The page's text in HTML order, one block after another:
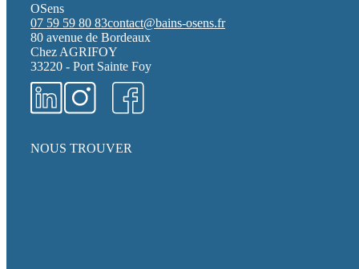
NOUS TROUVER
OSens
07 59 59 80 83contact@bains-osens.fr
80 avenue de Bordeaux
Chez AGRIFOY
33220 - Port Sainte Foy